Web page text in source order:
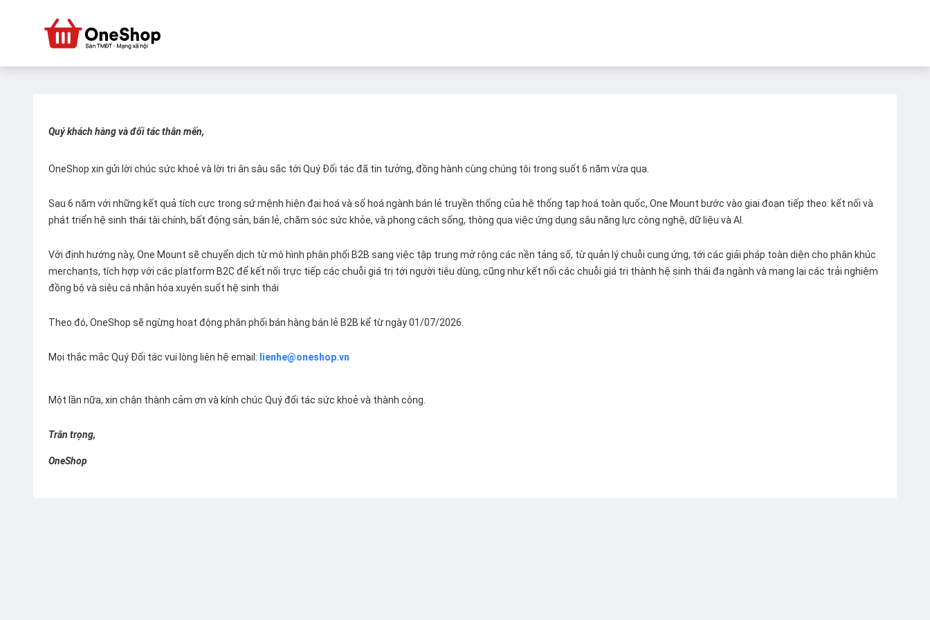
Quý khách hàng và đối tác thân mến,
OneShop xin gửi lời chúc sức khoẻ và lời tri ân sâu sắc tới Quý Đối tác đã tin tưởng, đồng hành cùng chúng tôi trong suốt 6 năm vừa qua.
Sau 6 năm với những kết quả tích cực trong sứ mệnh hiện đại hoá và số hoá ngành bán lẻ truyền thống của hệ thống tạp hoá toàn quốc, One Mount bước vào giai đoạn tiếp theo: kết nối và
phát triển hệ sinh thái tài chính, bất động sản, bán lẻ, chăm sóc sức khỏe, và phong cách sống, thông qua việc ứng dụng sâu năng lực công nghệ, dữ liệu và AI.
Với định hướng này, One Mount sẽ chuyển dịch từ mô hình phân phối B2B sang việc tập trung mở rộng các nền tảng số, từ quản lý chuỗi cung ứng, tới các giải pháp toàn diện cho phân khúc
merchants, tích hợp với các platform B2C để kết nối trực tiếp các chuỗi giá trị tới người tiêu dùng, cũng như kết nối các chuỗi giá trị thành hệ sinh thái đa ngành và mang lại các trải nghiệm
đồng bộ và siêu cá nhân hóa xuyên suốt hệ sinh thái
Theo đó, OneShop sẽ ngừng hoạt động phân phối bán hàng bán lẻ B2B kể từ ngày 01/07/2026.
Mọi thắc mắc Quý Đối tác vui lòng liên hệ email: lienhe@oneshop.vn
Một lần nữa, xin chân thành cảm ơn và kính chúc Quý đối tác sức khoẻ và thành công.
Trân trọng,
OneShop